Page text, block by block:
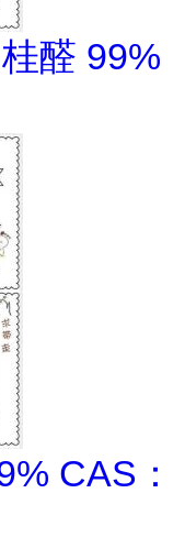
醛 99%
CAS：